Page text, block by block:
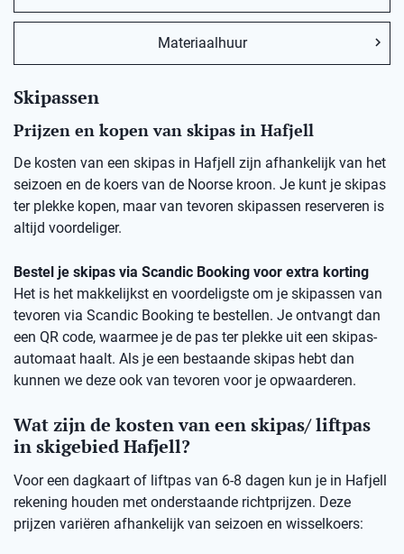
Materiaalhuur
Skipassen
Prijzen en kopen van skipas in Hafjell
De kosten van een skipas in Hafjell zijn afhankelijk van het
seizoen en de koers van de Noorse kroon. Je kunt je skipas
ter plekke kopen, maar van tevoren skipassen reserveren is
altijd voordeliger.
Bestel je skipas via Scandic Booking voor extra korting
Het is het makkelijkst en voordeligste om je skipassen van
tevoren via Scandic Booking te bestellen. Je ontvangt dan
een QR code, waarmee je de pas ter plekke uit een skipas-
automaat haalt. Als je een bestaande skipas hebt dan
kunnen we deze ook van tevoren voor je opwaarderen.
Wat zijn de kosten van een skipas/ liftpas
in skigebied Hafjell?
Voor een dagkaart of liftpas van 6-8 dagen kun je in Hafjell
rekening houden met onderstaande richtprijzen. Deze
prijzen variëren afhankelijk van seizoen en wisselkoers: